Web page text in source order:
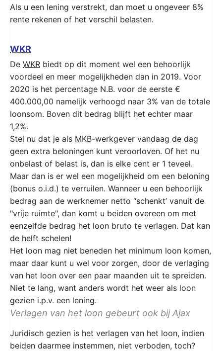
Als u een lening verstrekt, dan moet u ongeveer 8%
rente rekenen of het verschil belasten.
WKR
De WKR biedt op dit moment wel een behoorlijk
voordeel en meer mogelijkheden dan in 2019. Voor
2020 is het percentage N.B. voor de eerste €
400.000,00 namelijk verhoogd naar 3% van de totale
loonsom. Boven dit bedrag blijft het echter maar
1,2%.
Stel nu dat je als MKB-werkgever vandaag de dag
geen extra beloningen kunt veroorloven. Of het nu
onbelast of belast is, dan is elke cent er 1 teveel.
Maar dan is er wel een mogelijkheid om een beloning
(bonus o.i.d.) te verruilen. Wanneer u een behoorlijk
bedrag aan de werknemer netto “schenkt’ vanuit de
"vrije ruimte", dan komt u beiden overeen om met
eenzelfde bedrag het loon bruto te verlagen. Dat kan
de helft schelen!
Het loon mag niet beneden het minimum loon komen,
maar daar kunt u wel voor zorgen, door de verlaging
van het loon over een paar maanden uit te spreiden.
Niet te lang, want anders wordt het weer als loon
gezien i.p.v. een lening.
Verlagen van het loon gebeurt ook bij Ajax
Juridisch gezien is het verlagen van het loon, indien
beiden daarmee instemmen, niet verboden, toch?